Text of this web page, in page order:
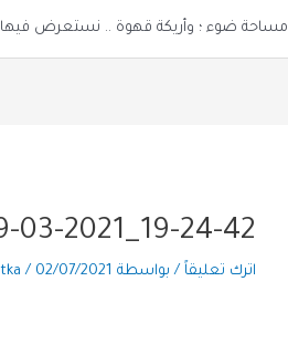
مساحة ضوء ؛ وأريكة قهوة .. نستعرض فيها
03-2021_19-24-42
اترك تعليقاً / بواسطة / 02/07/2021